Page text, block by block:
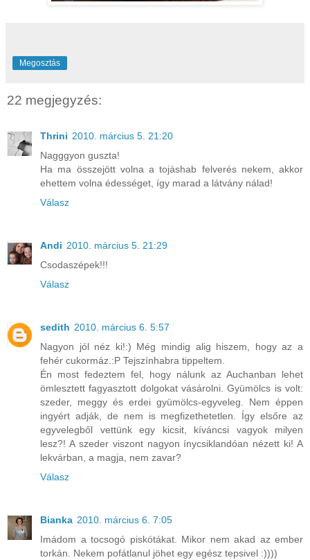
Megosztás
22 megjegyzés:
Thrini 2010. március 5. 21:20
Nagggyon guszta!
Ha ma összejött volna a tojáshab felverés nekem, akkor
ehettem volna édességet, így marad a látvány nálad!
Válasz
Andi 2010. március 5. 21:29
Csodaszépek!!!
Válasz
sedith 2010. március 6. 5:57
Nagyon jól néz ki!:) Még mindig alig hiszem, hogy az a
fehér cukormáz.:P Tejszínhabra tippeltem.
Én most fedeztem fel, hogy nálunk az Auchanban lehet
ömlesztett fagyasztott dolgokat vásárolni. Gyümölcs is volt:
szeder, meggy és erdei gyümölcs-egyveleg. Nem éppen
ingyért adják, de nem is megfizethetetlen. Így elsőre az
egyvelegből vettünk egy kicsit, kíváncsi vagyok milyen
lesz?! A szeder viszont nagyon ínycsiklandóan nézett ki! A
lekvárban, a magja, nem zavar?
Válasz
Bianka 2010. március 6. 7:05
Imádom a tocsogó piskótákat. Mikor nem akad az ember
torkán. Nekem pofátlanul jöhet egy egész tepsivel :))))